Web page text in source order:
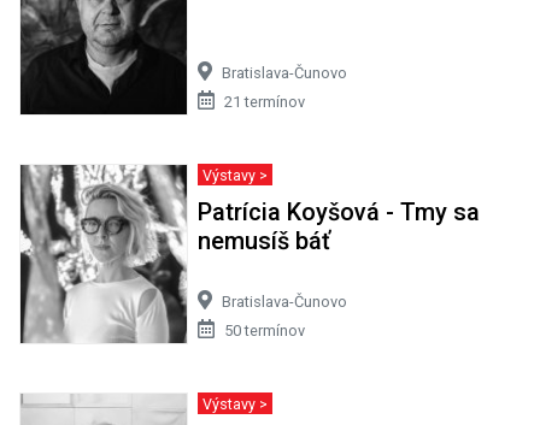
Bratislava-Čunovo
21 termínov
Výstavy >
Patrícia Koyšová - Tmy sa
nemusíš báť
Bratislava-Čunovo
50 termínov
Výstavy >